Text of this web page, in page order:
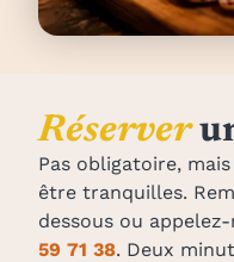
Réserver
Pas obligatoire,
être tranquilles.
dessous ou
59 71 38. Deux